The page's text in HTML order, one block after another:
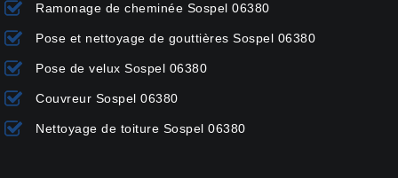
Ramonage de cheminée Sospel 06380
Pose et nettoyage de gouttières Sospel 06380
Pose de velux Sospel 06380
Couvreur Sospel 06380
Nettoyage de toiture Sospel 06380